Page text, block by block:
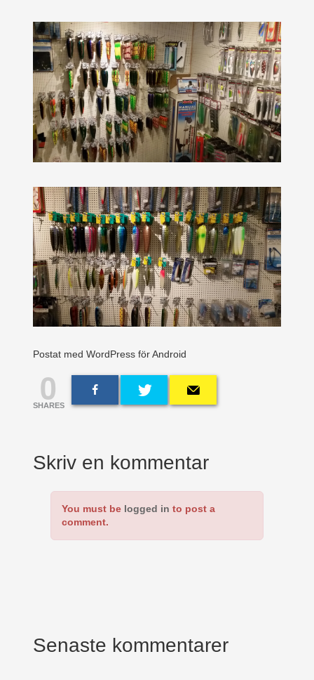
Postat med WordPress för Android
0
SHARES
Skriv en kommentar
You must be logged in to post a
comment.
Senaste kommentarer